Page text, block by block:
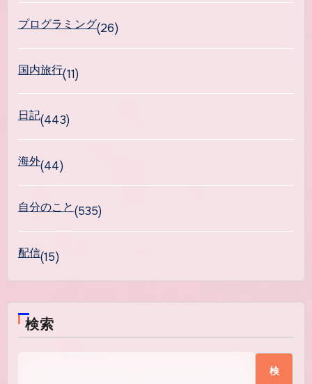
プログラミング(26)
国内旅行(11)
日記(443)
海外(44)
自分のこと(535)
配信(15)
検索
検